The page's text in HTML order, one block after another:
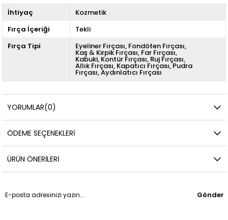
İhtiyaç
Kozmetik
Fırça İçeriği
Tekli
Fırça Tipi
Eyeliner Fırçası Fondöten Fırçası
Kaş & Kirpik Fırçası Far Fırçası
Kabuki Kontür Fırçası Ruj Fırçası
Allık Fırçası Kapatıcı Fırçası Pudra
Fırçası Aydınlatıcı Fırçası
YORUMLAR(0)
ÖDEME SEÇENEKLERI
ÜRÜN ÖNERILERI
Gönder